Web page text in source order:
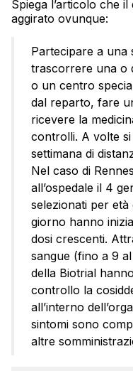
Spiega l’articolo che
aggirato ovunque:
Partecipare a una
trascorrere una o
o un centro
dal reparto, fare
ricevere la
controlli. A volte
settimana di
Nel caso di
all’ospedale il 4
selezionati per
giorno hanno
dosi crescenti.
sangue (fino a 9
della Biotrial
controllo la
all’interno
sintomi sono
altre